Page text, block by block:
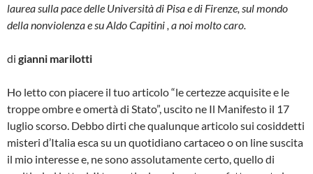
laurea sulla pace delle Università di Pisa e di Firenze, sul mondo
della nonviolenza e su Aldo Capitini , a noi molto caro.
di gianni marilotti
Ho letto con piacere il tuo articolo “le certezze acquisite e le
troppe ombre e omertà di Stato”, uscito ne Il Manifesto il 17
luglio scorso. Debbo dirti che qualunque articolo sui cosiddetti
misteri d’Italia esca su un quotidiano cartaceo o on line suscita
il mio interesse e, ne sono assolutamente certo, quello di